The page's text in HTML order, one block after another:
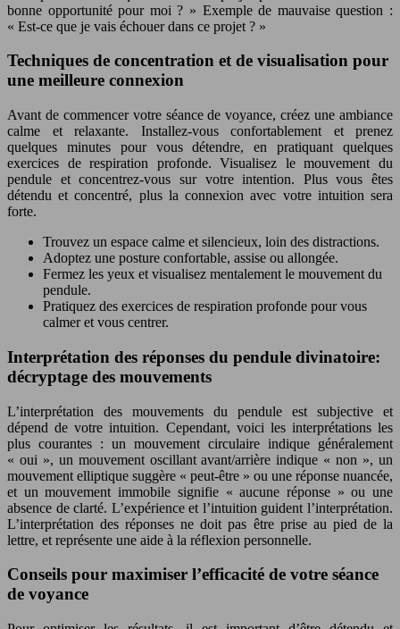
bonne opportunité pour moi ? » Exemple de mauvaise question :
« Est-ce que je vais échouer dans ce projet ? »
Techniques de concentration et de visualisation pour
une meilleure connexion
Avant de commencer votre séance de voyance, créez une ambiance
calme et relaxante. Installez-vous confortablement et prenez
quelques minutes pour vous détendre, en pratiquant quelques
exercices de respiration profonde. Visualisez le mouvement du
pendule et concentrez-vous sur votre intention. Plus vous êtes
détendu et concentré, plus la connexion avec votre intuition sera
forte.
Trouvez un espace calme et silencieux, loin des distractions.
Adoptez une posture confortable, assise ou allongée.
Fermez les yeux et visualisez mentalement le mouvement du
pendule.
Pratiquez des exercices de respiration profonde pour vous
calmer et vous centrer.
Interprétation des réponses du pendule divinatoire:
décryptage des mouvements
L’interprétation des mouvements du pendule est subjective et
dépend de votre intuition. Cependant, voici les interprétations les
plus courantes : un mouvement circulaire indique généralement
« oui », un mouvement oscillant avant/arrière indique « non », un
mouvement elliptique suggère « peut-être » ou une réponse nuancée,
et un mouvement immobile signifie « aucune réponse » ou une
absence de clarté. L’expérience et l’intuition guident l’interprétation.
L’interprétation des réponses ne doit pas être prise au pied de la
lettre, et représente une aide à la réflexion personnelle.
Conseils pour maximiser l’efficacité de votre séance
de voyance